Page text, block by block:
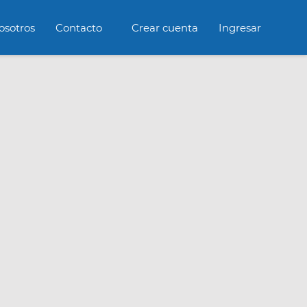
Contacto Crear cuenta Ingresar